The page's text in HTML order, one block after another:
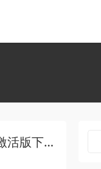
活版下